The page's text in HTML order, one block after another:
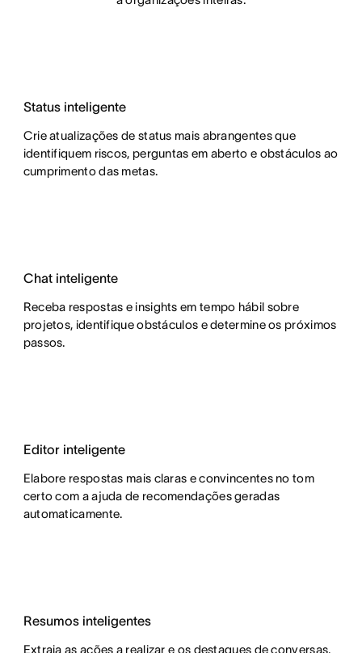
Status inteligente
Crie atualizações de status mais abrangentes que
identifiquem riscos, perguntas em aberto e obstáculos ao
cumprimento das metas.
Chat inteligente
Receba respostas e insights em tempo hábil sobre
projetos, identifique obstáculos e determine os próximos
passos.
Editor inteligente
Elabore respostas mais claras e convincentes no tom
certo com a ajuda de recomendações geradas
automaticamente.
Resumos inteligentes
Extraia as ações a realizar e os destaques de conversas,